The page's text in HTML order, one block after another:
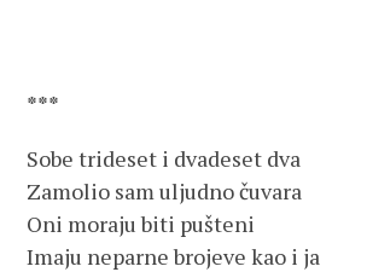
***
Sobe trideset i dvadeset dva
Zamolio sam uljudno čuvara
Oni moraju biti pušteni
Imaju neparne brojeve kao i ja